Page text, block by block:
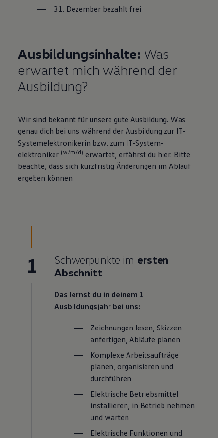
31. Dezember bezahlt frei
Ausbildungsinhalte: Was
erwartet mich während der
Ausbildung?
Wir sind bekannt für unsere gute Ausbildung. Was
genau dich bei uns während der Ausbildung zur IT-
Systemelektronikerin bzw. zum IT-System­
elektroniker (w/m/d) erwartet, erfährst du hier. Bitte
beachte, dass sich kurzfristig Änderungen im Ablauf
ergeben können.
1 Schwerpunkte im ersten
Abschnitt
Das lernst du in deinem 1.
Ausbildungsjahr bei uns:
Zeichnungen lesen, Skizzen
anfertigen, Abläufe planen
Komplexe Arbeitsaufträge
planen, organisieren und
durchführen
Elektrische Betriebsmittel
installieren, in Betrieb nehmen
und warten
Elektrische Funktionen und